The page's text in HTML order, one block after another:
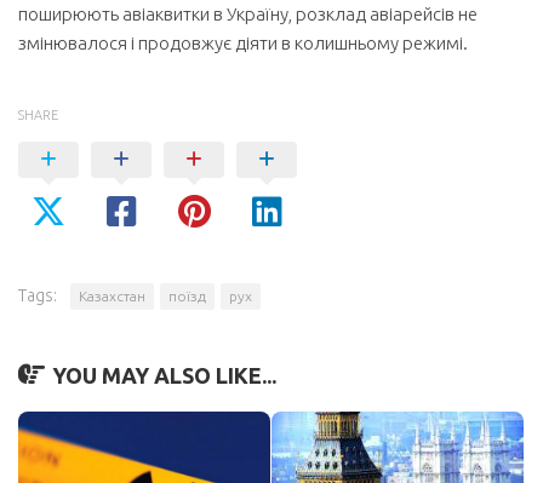
поширюють авіаквитки в Україну, розклад авіарейсів не
змінювалося і продовжує діяти в колишньому режимі.
SHARE
Tags: Казахстан поїзд рух
YOU MAY ALSO LIKE...